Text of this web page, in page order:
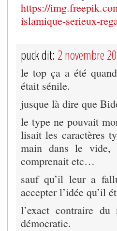
https://
islamique-serieux-
puck dit: 2 novembre
le top ça a été
était sénile.
jusque là dire que
le type ne pouvait
lisait les caractères
main dans le vide,
comprenait etc…
sauf qu’il leur a
accepter l’idée qu’il
l’exact contraire
démocratie.